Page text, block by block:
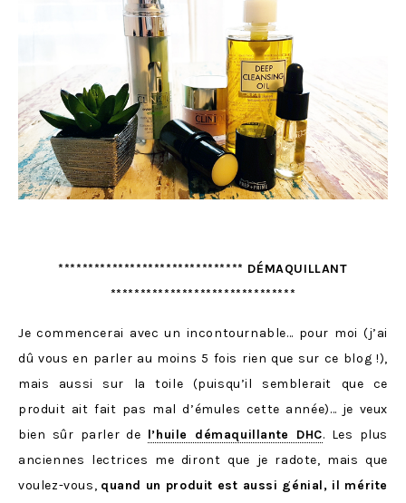
******************************* DÉMAQUILLANT
*******************************
Je commencerai avec un incontournable… pour moi (j’ai
dû vous en parler au moins 5 fois rien que sur ce blog !),
mais aussi sur la toile (puisqu’il semblerait que ce
produit ait fait pas mal d’émules cette année)… je veux
bien sûr parler de l’huile démaquillante DHC. Les plus
anciennes lectrices me diront que je radote, mais que
voulez-vous, quand un produit est aussi génial, il mérite